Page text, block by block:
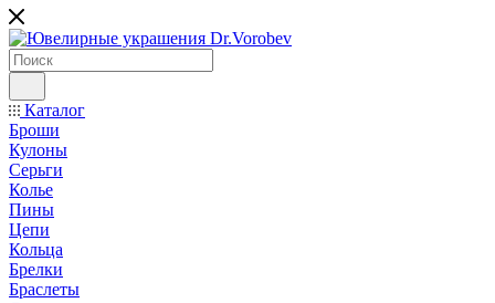
Каталог
Броши
Кулоны
Серьги
Колье
Пины
Цепи
Кольца
Брелки
Браслеты